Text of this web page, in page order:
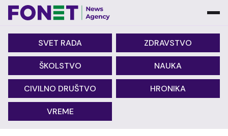
SVET RADA ZDRAVSTVO
ŠKOLSTVO NAUKA
CIVILNO DRUŠTVO HRONIKA
VREME